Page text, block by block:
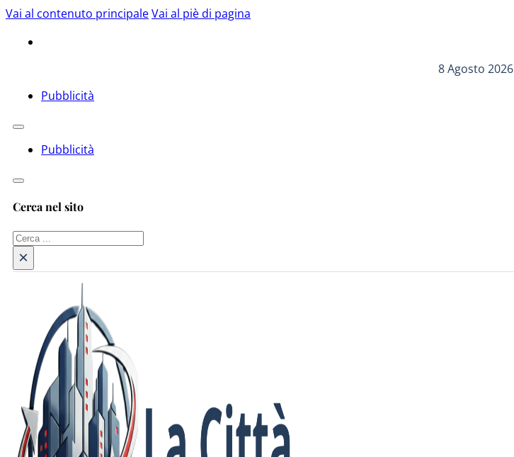
Vai al contenuto principaleVai al piè di pagina
8 Agosto 2026
Pubblicità
Pubblicità
Cerca nel sito
Cerca
×